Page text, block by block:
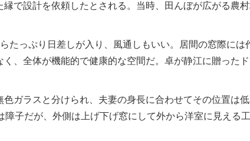
で設計を依頼したとされる。当時、田んぼが広がる農
っぷり日差しが入り、風通しもいい。居間の窓際には
、全体が機能的で健康的な空間だ。卓が静江に贈った
ガラスと分けられ、夫妻の身長に合わせてその位置は
子だが、外側は上げ下げ窓にして外から洋室に見える